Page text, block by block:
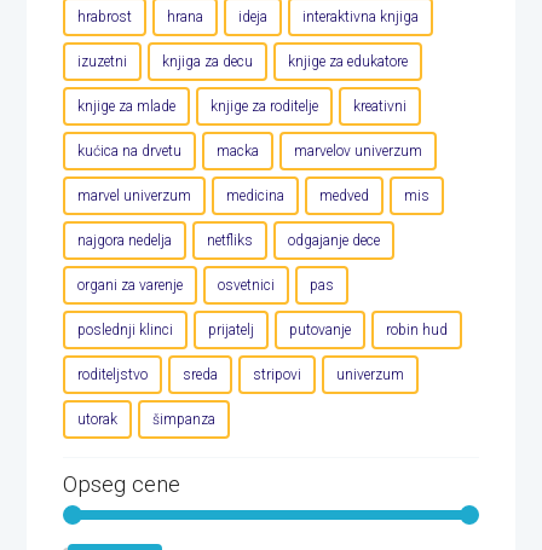
hrabrost hrana ideja interaktivna knjiga
izuzetni knjiga za decu knjige za edukatore
knjige za mlade knjige za roditelje kreativni
kućica na drvetu macka marvelov univerzum
marvel univerzum medicina medved mis
najgora nedelja netfliks odgajanje dece
organi za varenje osvetnici pas
poslednji klinci prijatelj putovanje robin hud
roditeljstvo sreda stripovi univerzum
utorak šimpanza
Opseg cene